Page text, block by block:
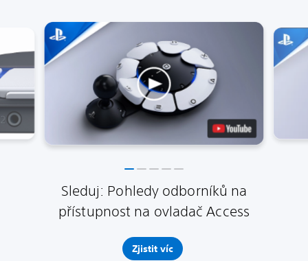
Sleduj: Pohledy odborníků na
přístupnost na ovladač Access
Zjistit víc